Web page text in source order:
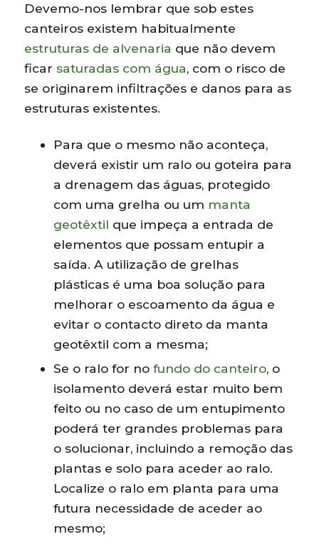
Devemo-nos lembrar que sob estes
canteiros existem habitualmente
estruturas de alvenaria que não devem
ficar saturadas com água, com o risco de
se originarem infiltrações e danos para as
estruturas existentes.
Para que o mesmo não aconteça,
deverá existir um ralo ou goteira para
a drenagem das águas, protegido
com uma grelha ou um manta
geotêxtil que impeça a entrada de
elementos que possam entupir a
saída. A utilização de grelhas
plásticas é uma boa solução para
melhorar o escoamento da água e
evitar o contacto direto da manta
geotêxtil com a mesma;
Se o ralo for no fundo do canteiro, o
isolamento deverá estar muito bem
feito ou no caso de um entupimento
poderá ter grandes problemas para
o solucionar, incluindo a remoção das
plantas e solo para aceder ao ralo.
Localize o ralo em planta para uma
futura necessidade de aceder ao
mesmo;